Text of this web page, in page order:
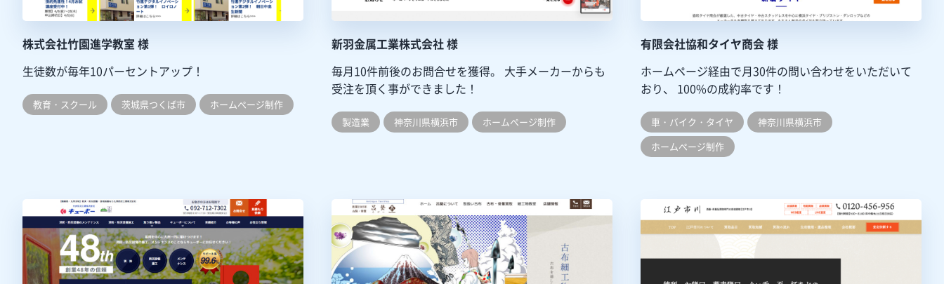
株式会社竹園進学教室 様
生徒数が毎年10パーセントアップ！
教育・スクール 茨城県つくば市 ホームぺージ制作
新羽金属工業株式会社 様
毎月10件前後のお問合せを獲得。
大手メーカーからも
受注を頂く事ができました！
製造業 神奈川県横浜市 ホームぺージ制作
有限会社協和タイヤ商会 様
ホームページ経由で月30件の問い合わせをいただいて
おり、
100%の成約率です！
車・バイク・タイヤ
神奈川県横浜市
ホームぺージ制作